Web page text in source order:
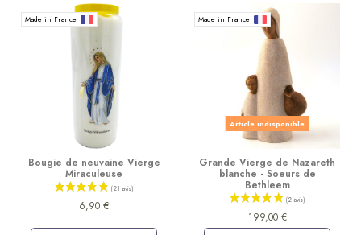
Made in France
Bougie de neuvaine Vierge
Miraculeuse
6,90 €
Made in France
Article indisponible
Grande Vierge de Nazareth
blanche - Soeurs de
Bethleem
199,00 €